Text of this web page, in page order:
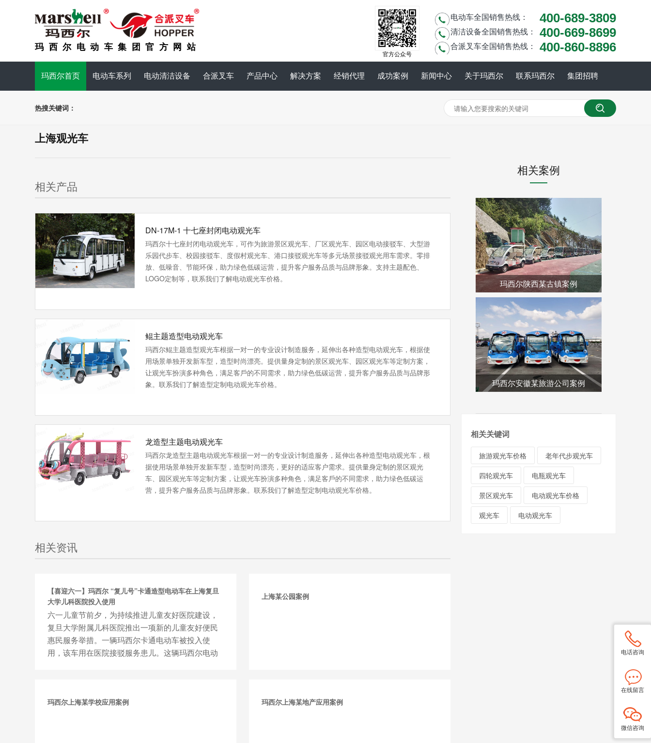
玛西尔电动车集团官方网站
电动车全国销售热线： 400-689-3809
清洁设备全国销售热线： 400-669-8699
合派叉车全国销售热线： 400-860-8896
官方公众号
玛西尔首页 电动车系列 电动清洁设备 合派叉车 产品中心 解决方案 经销代理 成功案例 新闻中心 关于玛西尔 联系玛西尔 集团招聘
热搜关键词：
上海观光车
相关产品
DN-17M-1 十七座封闭电动观光车
玛西尔十七座封闭电动观光车，可作为旅游景区观光车、厂区观光车、园区电动接驳车、大型游
乐园代步车、校园接驳车、度假村观光车、港口接驳观光车等多元场景接驳观光用车需求。零排
放、低噪音、节能环保‌，助力绿色低碳运营，提升客户服务品质与品牌形象。支持‌主题配色、
LOGO定制等，联系我们了解电动观光车价格。
鲲主题造型电动观光车
玛西尔鲲主题造型观光车根据一对一的专业设计制造服务，延伸出各种造型电动观光车，根据使
用场景单独开发新车型，造型时尚漂亮。提供量⾝定制的景区观光车、园区观光车等定制⽅案，
让观光车扮演多种角色，满⾜客⼾的不同需求，助力绿色低碳运营，提升客户服务品质与品牌形
象。联系我们了解造型定制电动观光车价格。
龙造型主题电动观光车
玛西尔龙造型主题电动观光车根据一对一的专业设计制造服务，延伸出各种造型电动观光车，根
据使用场景单独开发新车型，造型时尚漂亮，更好的适应客户需求。提供量⾝定制的景区观光
车、园区观光车等定制⽅案，让观光车扮演多种角色，满⾜客⼾的不同需求，助力绿色低碳运
营，提升客户服务品质与品牌形象。联系我们了解造型定制电动观光车价格。
相关资讯
【喜迎六一】玛西尔 “复儿号”卡通造型电动车在上海复旦
大学儿科医院投入使用
六一儿童节前夕，为持续推进儿童友好医院建设，
复旦大学附属儿科医院推出一项新的儿童友好便民
惠民服务举措。一辆玛西尔卡通电动车被投入使
用，该车用在医院接驳服务患儿。这辆玛西尔电动
上海某公园案例
玛西尔上海某学校应用案例 玛西尔上海某地产应用案例
相关案例
玛西尔陕西某古镇案例
玛西尔安徽某旅游公司案例
相关关键词
旅游观光车价格 老年代步观光车
四轮观光车 电瓶观光车
景区观光车 电动观光车价格
观光车 电动观光车
电话咨询
在线留言
微信咨询